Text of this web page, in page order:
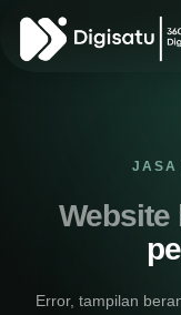
JASA
Website
Error, tampilan